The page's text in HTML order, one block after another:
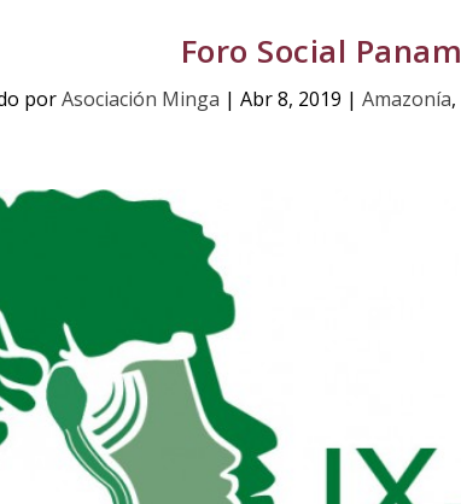
Foro Social
porAsociación Minga |Abr 8, 2019 |Amazonía,